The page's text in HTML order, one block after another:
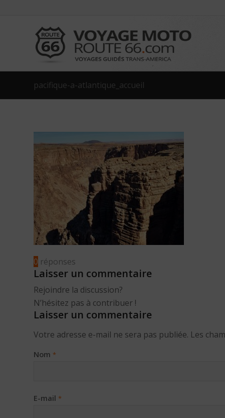
pacifique-a-atlantique_accueil
0 réponses
Laisser un commentaire
Rejoindre la discussion?
N’hésitez pas à contribuer !
Laisser un commentaire
Votre adresse e-mail ne sera pas publiée. Les
Nom *
E-mail *